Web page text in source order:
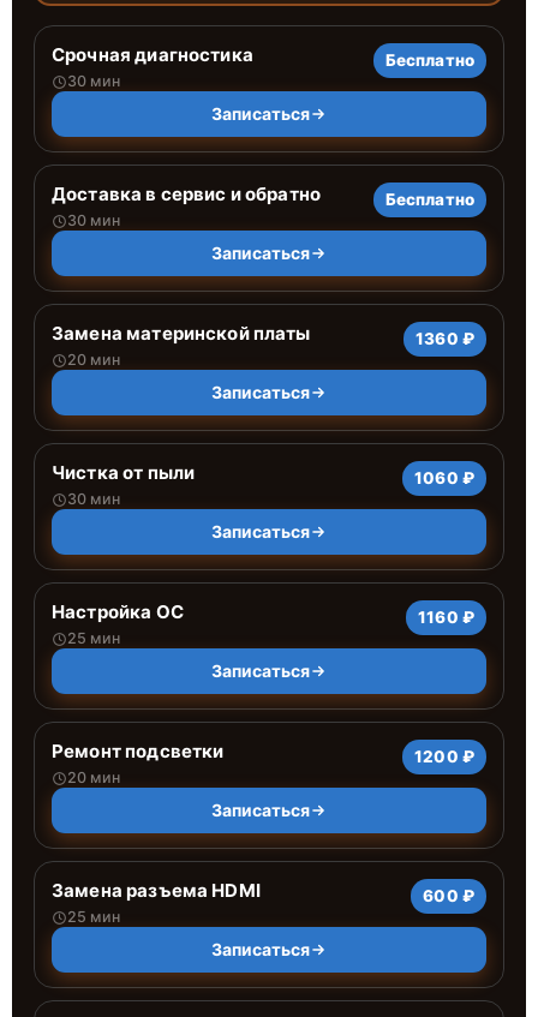
Срочная диагностика
30 мин
Бесплатно
Записаться
Доставка в сервис и обратно
30 мин
Бесплатно
Записаться
Замена материнской платы
20 мин
1360 ₽
Записаться
Чистка от пыли
30 мин
1060 ₽
Записаться
Настройка ОС
25 мин
1160 ₽
Записаться
Ремонт подсветки
20 мин
1200 ₽
Записаться
Замена разъема HDMI
25 мин
600 ₽
Записаться